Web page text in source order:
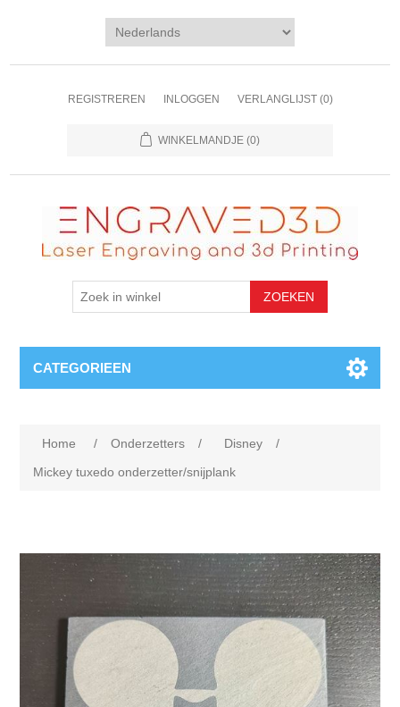
REGISTREREN INLOGGEN VERLANGLIJST (0)
WINKELMANDJE (0)
CATEGORIEEN
Home / Onderzetters / Disney
/
Mickey tuxedo onderzetter/snijplank